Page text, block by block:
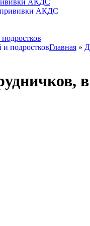
АКДС
Главная »